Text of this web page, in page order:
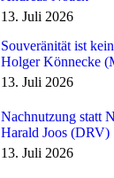
13. Juli 2026
Souveränität ist
Holger Könnecke
13. Juli 2026
Nachnutzung statt
Harald Joos (DRV)
13. Juli 2026